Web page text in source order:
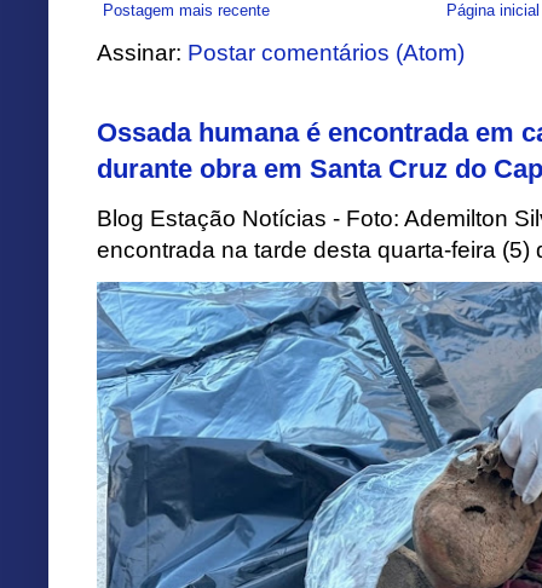
Postagem mais recente Página inicial
Assinar: Postar comentários (Atom)
Ossada humana é encontrada em
durante obra em Santa Cruz do
Blog Estação Notícias - Foto: Ademilton
encontrada na tarde desta quarta-feira (5)